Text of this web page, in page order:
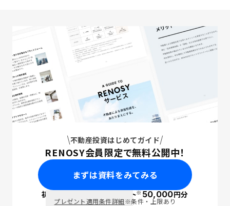
不動産投資はじめてガイド
RENOSY会員限定で無料公開中！
まずは資料をみてみる
初回面談で ポイント※50,000円分
プレゼント適用条件詳細※条件・上限あり